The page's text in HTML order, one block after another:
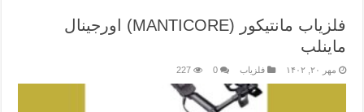
فلزیاب مانتیکور (MANTICORE) اورجینال
ماینلب
مهر ۲۰, ۱۴۰۲ فلزیاب 0
227